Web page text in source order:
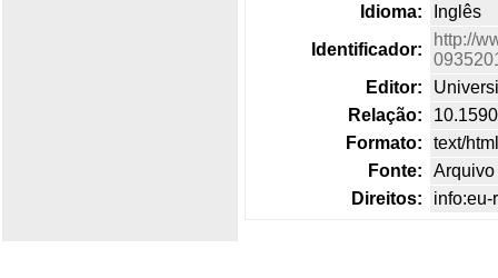
Idioma:
Inglês
Identificador:
http://
Editor:
Relação:
Formato:
text/html
Fonte:
Arquivo
Direitos:
info:eu-